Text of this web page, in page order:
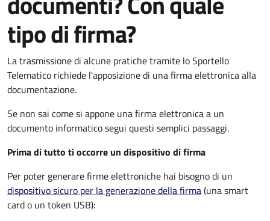
tipo di firma?
La trasmissione di alcune pratiche tramite lo Sportello
Telematico richiede l'apposizione di una firma elettronica alla
documentazione.
Se non sai come si appone una firma elettronica a un
documento informatico segui questi semplici passaggi.
Prima di tutto ti occorre un dispositivo di firma
Per poter generare firme elettroniche hai bisogno di un
dispositivo sicuro per la generazione della firma(una smart
card o un token USB):